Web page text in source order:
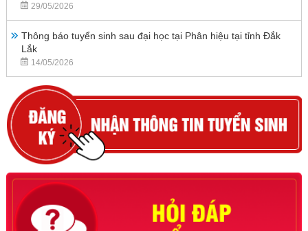
29/05/2026
Thông báo tuyển sinh sau đại học tại Phân hiệu tại tỉnh Đắk
Lắk
14/05/2026